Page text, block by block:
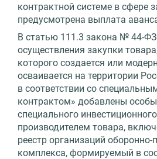
контрактной системе в сфере
предусмотрена выплата
В статью 111.3 закона № 44-
осуществления закупки
которого создается или
осваивается на территории
в соответствии со
контрактом» добавлены
специального
производителем товара,
реестр организаций
комплекса, формируемый в